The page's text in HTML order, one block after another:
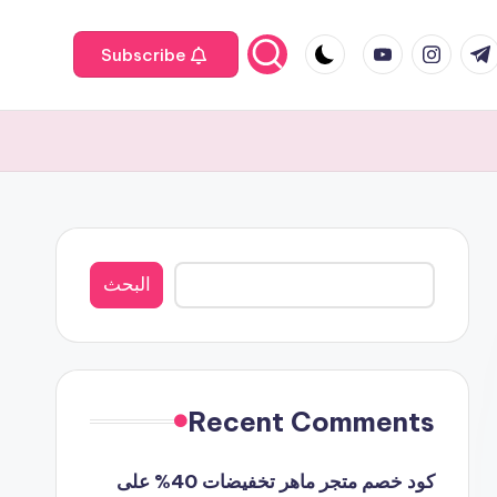
instagram.com
youtube.com
البحث
البحث
Recent Comments
كود خصم متجر ماهر تخفيضات 40% على